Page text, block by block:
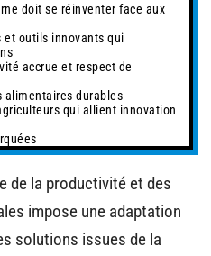
doit se réinventer face aux
et outils innovants qui
accrue et respect de
alimentaires durables
qui allient innovation
de la productivité et des
impose une adaptation
solutions issues de la